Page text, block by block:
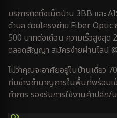
บริการติดตั้งเน็ตบ้าน 3BB และ
ตำบล ด้วยโครงข่าย Fiber Optic
500 บาทต่อเดือน ความเร็วสูงสุ
ตลอดสัญญา สมัครง่ายผ่านไลน์
ไม่ว่าคุณจะอาศัยอยู่ในบ้านเดี่ยว
ทีมช่างชำนาญการในพื้นที่พร้อมเ
ทำการ รองรับการใช้งานค้าปลีก/